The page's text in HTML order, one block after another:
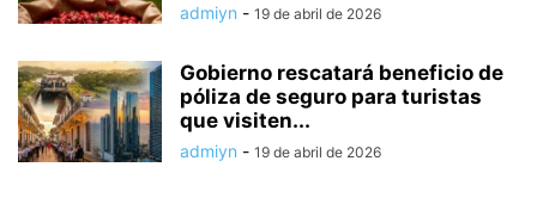
admiyn - 19 de abril de 2026
Gobierno rescatará beneficio de
póliza de seguro para turistas
que visiten...
admiyn - 19 de abril de 2026